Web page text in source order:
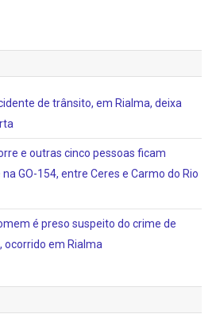
de trânsito, em Rialma, deixa
e outras cinco pessoas ficam
GO-154, entre Ceres e Carmo do Rio
é preso suspeito do crime de
ocorrido em Rialma